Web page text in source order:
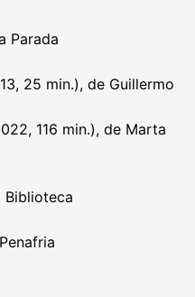
Parada
25 min.), de Guillermo
116 min.), de Marta
Biblioteca